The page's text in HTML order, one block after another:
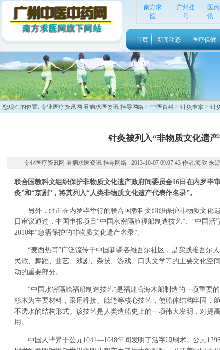
南方求
医
广州挂
号
医
讯
首页 新闻动态 医疗保健
您现在的位置: 专业医疗资讯网 看病求医资讯 挂导网络 > 中医百科 > 针灸推拿 > 针
针灸被列入“非物质文化遗产
专业医疗资讯网 看病求医资讯 挂导网络 2013-10-07 09:07:43 作者:海欣 来
联合国教科文组织保护非物质文化遗产政府间委员会16日在内罗毕
灸”和“京剧”，将其列入“人类非物质文化遗产代表作名录”。
另外，经正在内罗毕举行的联合国教科文组织保护非物质文化
日审议通过，中国申报项目“中国水密隔舱福船制造技艺”、“中国活
2010年“急需保护的非物质文化遗产名录”。
“麦西热甫”广泛流传于中国新疆各维吾尔社区，是实践维吾尔
民歌、舞蹈、曲艺、戏剧、杂技、游戏、口头文学等的主要文化空
动的重要部分。
“中国水密隔舱福船制造技艺”是福建沿海木船制造的一项重要
杉木为主要材料，采用榫接、艌缝等核心技艺，使船体结构牢固，
不透水的结构形式。该技艺是人类造船史上的一项伟大发明，对提
用。
中国人毕昇于公元1041—1048年间发明了活字印刷术。公元